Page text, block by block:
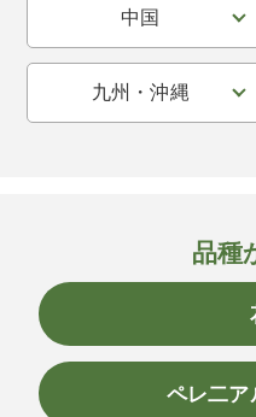
中国
九州・沖縄
品種
ペレ二ア